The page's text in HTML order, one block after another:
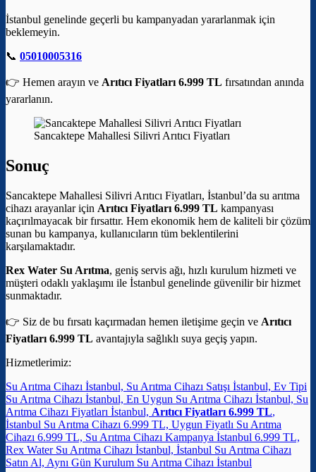
İstanbul genelinde geçerli bu kampanyadan yararlanmak için
beklemeyin.
📞 05010005316
👉 Hemen arayın ve Arıtıcı Fiyatları 6.999 TL fırsatından anında
yararlanın.
Sancaktepe Mahallesi Silivri Arıtıcı Fiyatları
Sonuç
Sancaktepe Mahallesi Silivri Arıtıcı Fiyatları, İstanbul’da su arıtma
cihazı arayanlar için Arıtıcı Fiyatları 6.999 TL kampanyası
kaçırılmayacak bir fırsattır. Hem ekonomik hem de kaliteli bir çözüm
sunan bu kampanya, kullanıcıların tüm beklentilerini
karşılamaktadır.
Rex Water Su Arıtma, geniş servis ağı, hızlı kurulum hizmeti ve
müşteri odaklı yaklaşımı ile İstanbul genelinde güvenilir bir hizmet
sunmaktadır.
👉 Siz de bu fırsatı kaçırmadan hemen iletişime geçin ve Arıtıcı
Fiyatları 6.999 TL avantajıyla sağlıklı suya geçiş yapın.
Hizmetlerimiz:
Su Arıtma Cihazı İstanbul, Su Arıtma Cihazı Satışı İstanbul, Ev Tipi
Su Arıtma Cihazı İstanbul, En Uygun Su Arıtma Cihazı İstanbul, Su
Arıtma Cihazı Fiyatları İstanbul, Arıtıcı Fiyatları 6.999 TL,
İstanbul Su Arıtma Cihazı 6.999 TL, Uygun Fiyatlı Su Arıtma
Cihazı 6.999 TL, Su Arıtma Cihazı Kampanya İstanbul 6.999 TL,
Rex Water Su Arıtma Cihazı İstanbul, İstanbul Su Arıtma Cihazı
Satın Al, Aynı Gün Kurulum Su Arıtma Cihazı İstanbul